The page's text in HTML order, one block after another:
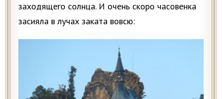
заходящего солнца. И очень скоро часовенка
засияла в лучах заката вовсю: